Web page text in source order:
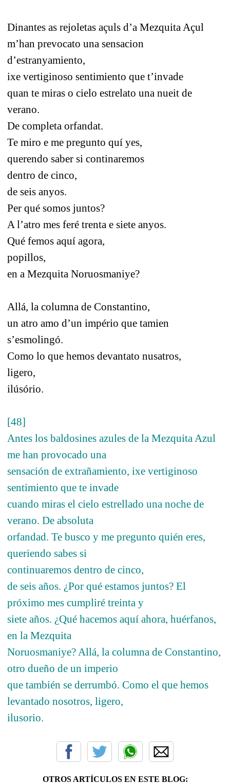
Dinantes as rejoletas açuls d’a Mezquita Açul
m’han prevocato una sensacion
d’estranyamiento,
ixe vertiginoso sentimiento que t’invade
quan te miras o cielo estrelato una nueit de
verano.
De completa orfandat.
Te miro e me pregunto quí yes,
querendo saber si continaremos
dentro de cinco,
de seis anyos.
Per qué somos juntos?
A l’atro mes feré trenta e siete anyos.
Qué femos aquí agora,
popillos,
en a Mezquita Noruosmaniye?
Allá, la columna de Constantino,
un atro amo d’un império que tamien
s’esmolingó.
Como lo que hemos devantato nusatros,
ligero,
ilúsório.
[48]
Antes los baldosines azules de la Mezquita Azul
me han provocado una
sensación de extrañamiento, ixe vertiginoso
sentimiento que te invade
cuando miras el cielo estrellado una noche de
verano. De absoluta
orfandad. Te busco y me pregunto quién eres,
queriendo sabes si
continuaremos dentro de cinco,
de seis años. ¿Por qué estamos juntos? El
próximo mes cumpliré treinta y
siete años. ¿Qué hacemos aquí ahora, huérfanos,
en la Mezquita
Noruosmaniye? Allá, la columna de Constantino,
otro dueño de un imperio
que también se derrumbó. Como el que hemos
levantado nosotros, ligero,
ilusorio.
OTROS ARTÍCULOS EN ESTE BLOG: